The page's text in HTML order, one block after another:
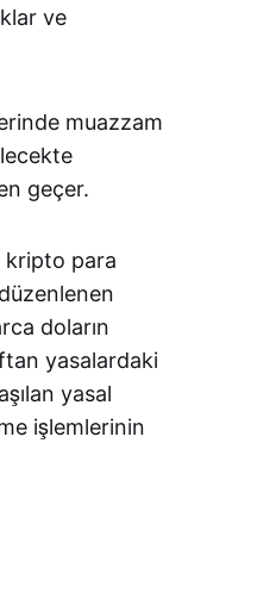
ve
muazzam
geçer.
kripto para
doların
yasalardaki
yasal
işlemlerinin